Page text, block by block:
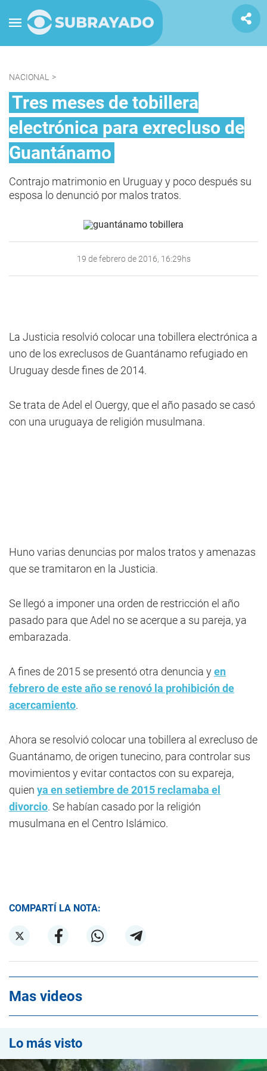
NACIONAL >
Tres meses de tobillera
electrónica para exrecluso de
Guantánamo
Contrajo matrimonio en Uruguay y poco después su
esposa lo denunció por malos tratos.
19 de febrero de 2016, 16:29hs
La Justicia resolvió colocar una tobillera electrónica a
uno de los exreclusos de Guantánamo refugiado en
Uruguay desde fines de 2014.
Se trata de Adel el Ouergy, que el año pasado se casó
con una uruguaya de religión musulmana.
Huno varias denuncias por malos tratos y amenazas
que se tramitaron en la Justicia.
Se llegó a imponer una orden de restricción el año
pasado para que Adel no se acerque a su pareja, ya
embarazada.
A fines de 2015 se presentó otra denuncia yen
febrero de este año se renovó la prohibición de
acercamiento.
Ahora se resolvió colocar una tobillera al exrecluso de
Guantánamo, de origen tunecino, para controlar sus
movimientos y evitar contactos con su expareja,
quien ya en setiembre de 2015 reclamaba el
divorcio. Se habían casado por la religión
musulmana en el Centro Islámico.
COMPARTÍ LA NOTA:
Mas videos
Lo más visto